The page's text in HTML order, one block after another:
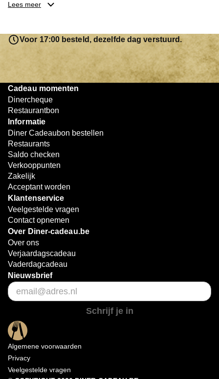
Reserveer je tafel:Neem indien nodig vooraf contact
op met het restaurant om te reserveren.
Geniet van je diner:
Neem je Diner Cadeaubon mee
en lever deze in bij het afrekenen.
Betaal eventueel bij:Is het saldo op de cadeaubon
eenvoudig bijbetalen met een andere betaalmethode.
Zo eenvoudig werkt het. Of je nu met z’n tweeën dineert of
gezellig uit eten gaat met vrienden, met de Diner
Cadeaubon geniet je altijd van een smakelijk moment.
Lees meer
Voor 17:00 besteld, dezelfde dag verstuurd.
Cadeau momenten
Dinercheque
Restaurantbon
Informatie
Diner Cadeaubon bestellen
Restaurants
Saldo checken
Verkooppunten
Zakelijk
Acceptant worden
Klantenservice
Veelgestelde vragen
Contact opnemen
Over Diner-cadeau.be
Over ons
Verjaardagscadeau
Vaderdagcadeau
Nieuwsbrief
Schrijf je in
Algemene voorwaarden
Privacy
Veelgestelde vragen